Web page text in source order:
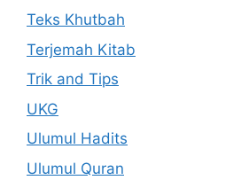
Teks Khutbah
Terjemah Kitab
Trik and Tips
UKG
Ulumul Hadits
Ulumul Quran